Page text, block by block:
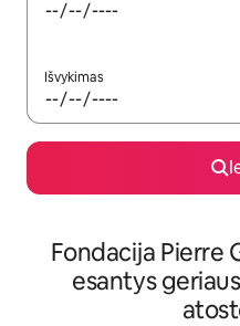
Išvykimas
Fondacija Pierre
esantys